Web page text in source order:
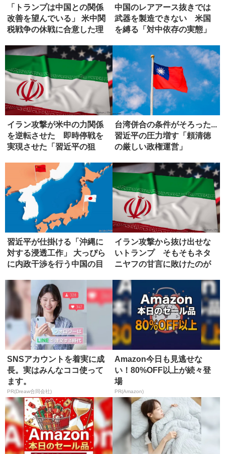
「トランプは中国との関係
改善を望んでいる」 米中関
税戦争の休戦に合意した理
中国のレアアース抜きでは
武器を製造できない 米国
を縛る「対中依存の実態」
イラン攻撃が米中の力関係
を逆転させた 即時停戦を
実現させた「習近平の狙
台湾併合の条件がそろった...
習近平の圧力増す「頼清徳
の厳しい政権運営」
習近平が仕掛ける「沖縄に
対する浸透工作」 大っぴら
に内政干渉を行う中国の目
イラン攻撃から抜け出せな
いトランプ そもそもネタ
ニヤフの甘言に敗けたのが
SNSアカウントを着実に成
長。実はみんなココ使って
ます。
PR(Dreaw合同会社)
Amazon今日も見逃せな
い！80%OFF以上が続々登
場
PR(Amazon)